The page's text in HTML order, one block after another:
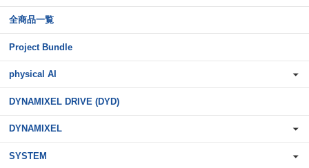
全商品一覧
Project Bundle
physical AI
DYNAMIXEL DRIVE (DYD)
DYNAMIXEL
SYSTEM